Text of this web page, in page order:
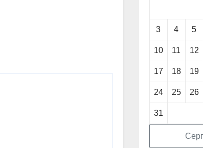
3 4 5
10 11 12
17 18 19
24 25 26
31